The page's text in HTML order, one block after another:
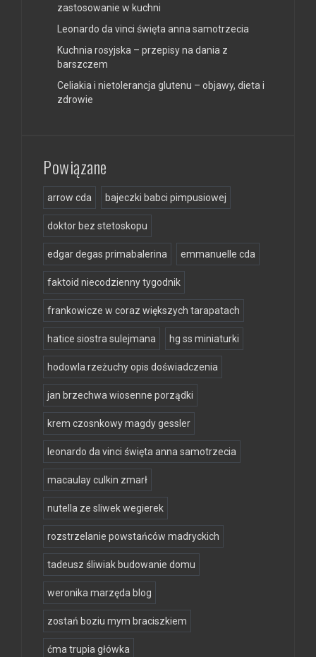
zastosowanie w kuchni
Leonardo da vinci święta anna samotrzecia
Kuchnia rosyjska – przepisy na dania z
barszczem
Celiakia i nietolerancja glutenu – objawy, dieta i
zdrowie
Powiązane
arrow cda bajeczki babci pimpusiowej
doktor bez stetoskopu
edgar degas primabalerina emmanuelle cda
faktoid niecodzienny tygodnik
frankowicze w coraz większych tarapatach
hatice siostra sulejmana hg ss miniaturki
hodowla rzeżuchy opis doświadczenia
jan brzechwa wiosenne porządki
krem czosnkowy magdy gessler
leonardo da vinci święta anna samotrzecia
macaulay culkin zmarł
nutella ze sliwek wegierek
rozstrzelanie powstańców madryckich
tadeusz śliwiak budowanie domu
weronika marzęda blog
zostań boziu mym braciszkiem
ćma trupia główka